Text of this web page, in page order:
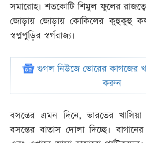
সমারোহ। শতকোটি শিমুল ফুলের
জোড়ায় জোড়ায় কোকিলের কুহুকুহু
স্বপ্নপুড়ির স্বর্গরাজ্য।
গুগল নিউজে ভোরের কাগজের
করুন
বসন্তের এমন দিনে, ভারতের
বসন্তের বাতাস দোলা দিচ্ছে।